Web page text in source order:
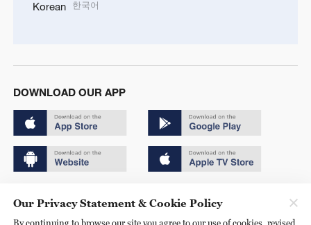
Korean 한국어
DOWNLOAD OUR APP
京ICP备20000184号
Our Privacy Statement & Cookie Policy
By continuing to browse our site you agree to our use of cookies, revised